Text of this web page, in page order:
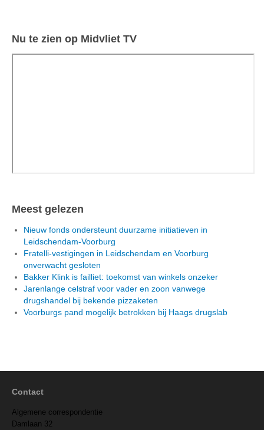
Nu te zien op Midvliet TV
Meest gelezen
Nieuw fonds ondersteunt duurzame initiatieven in
Leidschendam-Voorburg
Fratelli-vestigingen in Leidschendam en Voorburg
onverwacht gesloten
Bakker Klink is failliet: toekomst van winkels onzeker
Jarenlange celstraf voor vader en zoon vanwege
drugshandel bij bekende pizzaketen
Voorburgs pand mogelijk betrokken bij Haags drugslab
Contact
Algemene correspondentie
Damlaan 32